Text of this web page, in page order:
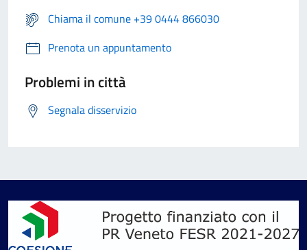
Chiama il comune +39 0444 866030
Prenota un appuntamento
Problemi in città
Segnala disservizio